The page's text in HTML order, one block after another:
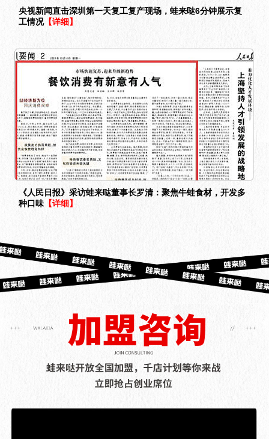
央视新闻直击深圳第一天复工复产现场，蛙来哒6分钟展示复
工情况【详细】
《人民日报》采访蛙来哒董事长罗清：聚焦牛蛙食材，开发多
种口味 【详细】